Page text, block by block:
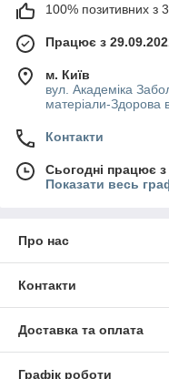
100% позитивних з
Працює з
м. Київ
вул. Академіка
матеріали-Здорова
Контакти
Сьогодні працює
Показати весь
Про нас
Контакти
Доставка та оплата
Графік роботи